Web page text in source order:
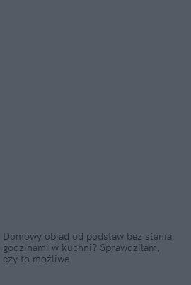
Domowy obiad od podstaw bez stania
godzinami w kuchni? Sprawdziłam,
czy to możliwe